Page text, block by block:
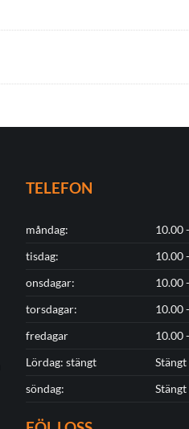
TELEFON
måndag:
10.00
tisdag:
10.00
onsdagar:
10.00
torsdagar:
10.00
fredagar
10.00
Lördag: stängt
Stängt
söndag:
Stängt